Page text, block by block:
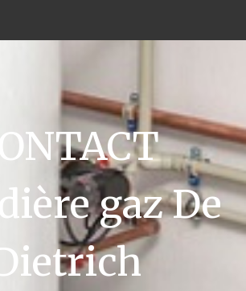
gaz De